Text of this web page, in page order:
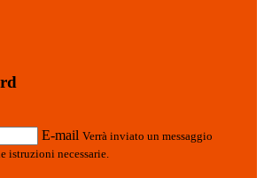
E-mail Verrà inviato un messaggio
istruzioni necessarie.